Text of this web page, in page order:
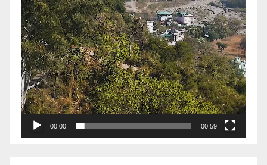
00:00 00:59